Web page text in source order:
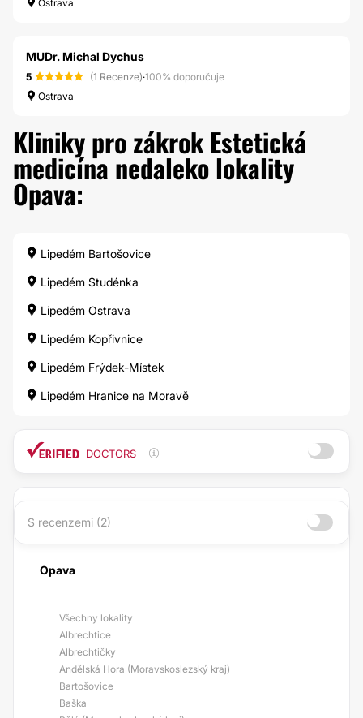
Ostrava
MUDr. Michal Dychus
5 (1 Recenze)·100% doporučuje
Ostrava
Kliniky pro zákrok Estetická
medicína nedaleko lokality
Opava:
Lipedém Bartošovice
Lipedém Studénka
Lipedém Ostrava
Lipedém Kopřivnice
Lipedém Frýdek-Místek
Lipedém Hranice na Moravě
DOCTORS
S recenzemi (2)
Opava
Všechny lokality
Albrechtice
Albrechtičky
Andělská Hora (Moravskoslezský kraj)
Bartošovice
Baška